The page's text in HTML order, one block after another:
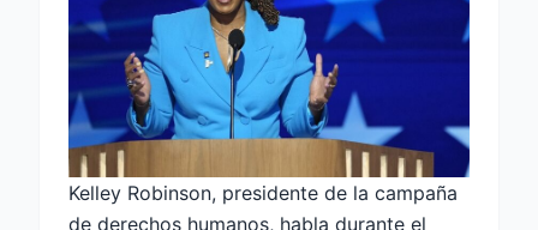
Kelley Robinson, presidente de la campaña
de derechos humanos, habla durante el